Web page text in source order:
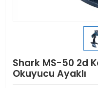
Shark MS-50 2d
Okuyucu Ayaklı